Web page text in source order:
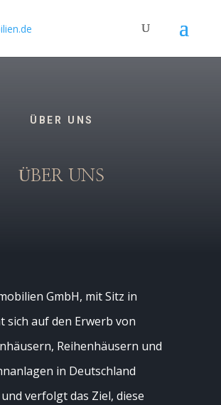
ÜBER UNS
ÜBER UNS
GmbH, mit Sitz in
sich auf den Erwerb von
Reihenhäusern und
in Deutschland
verfolgt das Ziel, diese